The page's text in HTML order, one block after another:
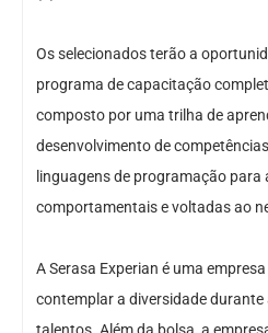
Os selecionados terão a
programa de capacitação
composto por uma trilha de
desenvolvimento de
linguagens de programação para
comportamentais e voltadas ao
A Serasa Experian é uma
contemplar a diversidade durante